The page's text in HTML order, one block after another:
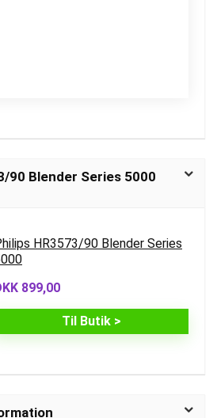
90 Blender Series 5000
HR3573/90 Blender Series
899,00
Til Butik >